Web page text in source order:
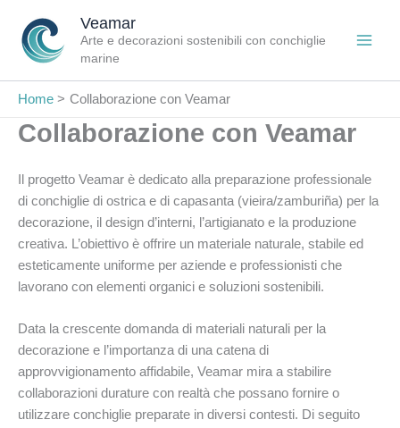
contenuto
Veamar
Arte e decorazioni sostenibili con conchiglie
marine
Home Collaborazione con Veamar
Collaborazione con Veamar
Il progetto Veamar è dedicato alla preparazione professionale
di conchiglie di ostrica e di capasanta (vieira/zamburiña) per la
decorazione, il design d’interni, l’artigianato e la produzione
creativa. L’obiettivo è offrire un materiale naturale, stabile ed
esteticamente uniforme per aziende e professionisti che
lavorano con elementi organici e soluzioni sostenibili.
Data la crescente domanda di materiali naturali per la
decorazione e l’importanza di una catena di
approvvigionamento affidabile, Veamar mira a stabilire
collaborazioni durature con realtà che possano fornire o
utilizzare conchiglie preparate in diversi contesti. Di seguito